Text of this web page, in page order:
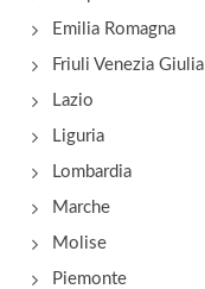
Emilia Romagna
Friuli Venezia Giulia
Lazio
Liguria
Lombardia
Marche
Molise
Piemonte